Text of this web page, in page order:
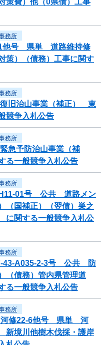
務所
1他号 県単 道路維持修
策）（債務）工事に関す
務所
旧治山事業（補正） 東
競争入札公告
務所
急予防治山事業（補
る一般競争入札公告
務所
01号 公共 道路メン
（国補正）（翌債）巣之
に関する一般競争入札公
務所
43-A035-2-3号 公共 防
（債務）管内県管理道
る一般競争入札公告
務所
河修22-6他号 県単 河
新境川他樹木伐採・護岸